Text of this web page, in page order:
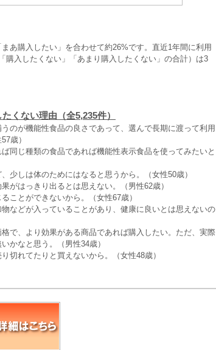
あ購入したい」を合わせて約26%です。直近1年間に利用
購入したくない」「あまり購入したくない」の合計）は3
くない理由（全5,235件）
のが機能性食品の良さであって、選んで長期に渡って利用
歳）
同じ種類の食品であれば機能性表示食品を使ってみたいと
少しは体のためにはなると思うから。（女性50歳）
がはっきり出るとは思えない。（男性62歳）
ことができないから。（女性67歳）
などが入っていることがあり、健康に良いとは思えないの
で、より効果がある商品であれば購入したい。ただ、実際
かなと思う。（男性34歳）
切れてたりと買えないから。（女性48歳）